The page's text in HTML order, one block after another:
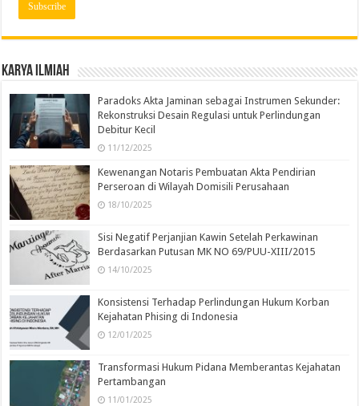
Karya Ilmiah
Paradoks Akta Jaminan sebagai Instrumen Sekunder:
Rekonstruksi Desain Regulasi untuk Perlindungan
Debitur Kecil
11/12/2025
Kewenangan Notaris Pembuatan Akta Pendirian
Perseroan di Wilayah Domisili Perusahaan
18/10/2025
Sisi Negatif Perjanjian Kawin Setelah Perkawinan
Berdasarkan Putusan MK NO 69/PUU-XIII/2015
14/10/2025
Konsistensi Terhadap Perlindungan Hukum Korban
Kejahatan Phising di Indonesia
12/01/2025
Transformasi Hukum Pidana Memberantas Kejahatan
Pertambangan
11/01/2025